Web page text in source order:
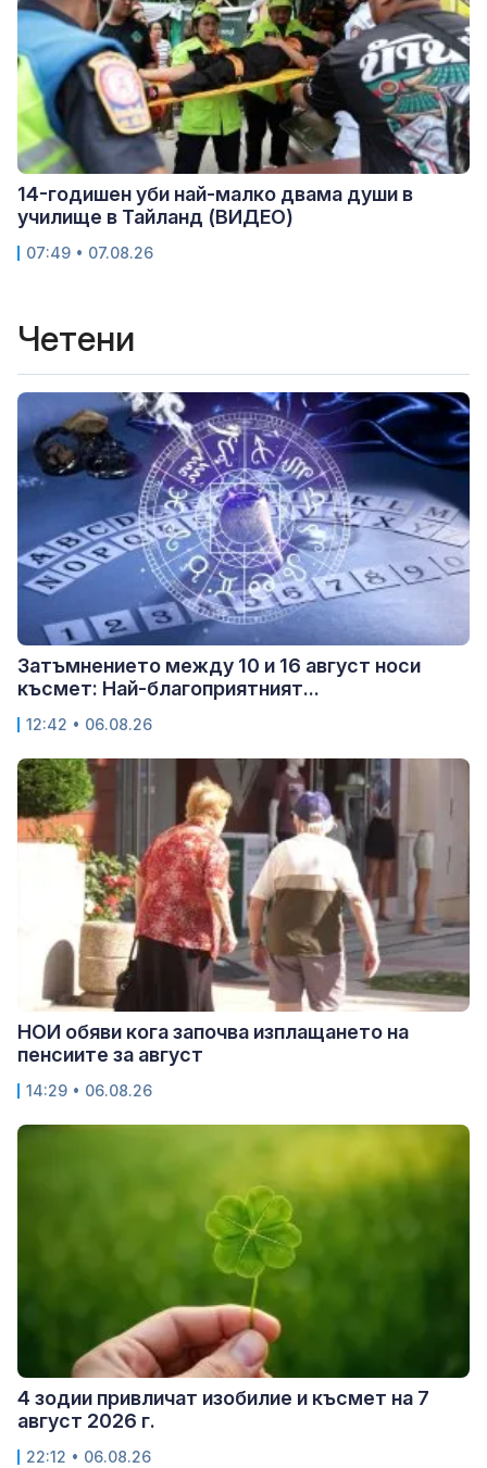
14-годишен уби най-малко двама души в
училище в Тайланд (ВИДЕО)
07:49 • 07.08.26
Четени
Затъмнението между 10 и 16 август носи
късмет: Най-благоприятният...
12:42 • 06.08.26
НОИ обяви кога започва изплащането на
пенсиите за август
14:29 • 06.08.26
4 зодии привличат изобилие и късмет на 7
август 2026 г.
22:12 • 06.08.26